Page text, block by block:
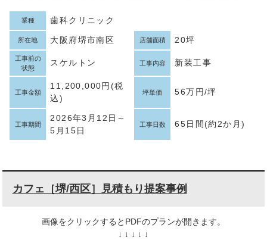
業種 歯科クリニック
所在地 大阪府堺市南区 店舗面積 20坪
工事前の
状態
スケルトン 工事内容 新装工事
工事金額
11,200,000円(税
込)
坪単価 56万円/坪
工事期間
2026年3月12日～
5月15日
工事日数 65日間(約2か月)
カフェ［堺/西区］見積もり提案事例
画像をクリックするとPDFのプランが開きます。
↓ ↓ ↓ ↓ ↓